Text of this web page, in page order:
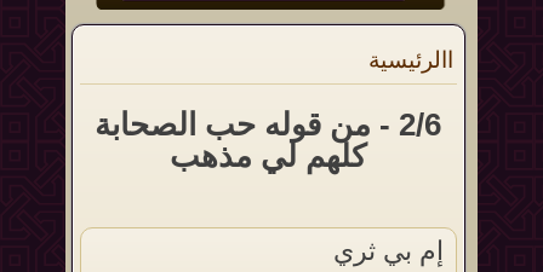
االرئيسية
2/6 - من قوله حب الصحابة
كلهم لي مذهب
إم بي ثري